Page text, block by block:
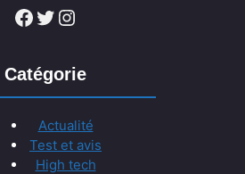
Facebook Twitter Instagram
Catégorie
Actualité
Test et avis
High tech